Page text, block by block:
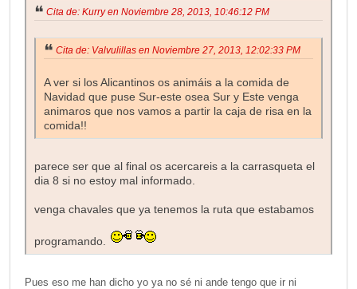
Cita de: Kurry en Noviembre 28, 2013, 10:46:12 PM
Cita de: Valvulillas en Noviembre 27, 2013, 12:02:33 PM
A ver si los Alicantinos os animáis a la comida de
Navidad que puse Sur-este osea Sur y Este venga
animaros que nos vamos a partir la caja de risa en la
comida!!
parece ser que al final os acercareis a la carrasqueta el
dia 8 si no estoy mal informado.
venga chavales que ya tenemos la ruta que estabamos
programando.
Pues eso me han dicho yo ya no sé ni ande tengo que ir ni